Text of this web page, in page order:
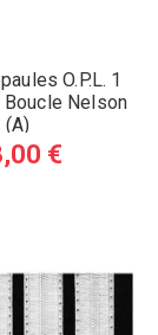
O.P.L. 1
Boucle Nelson
(A)
€